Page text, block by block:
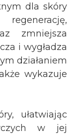
dla skóry
zmniejsza
i wygładza
działaniem
wykazuje
ułatwiając
w jej